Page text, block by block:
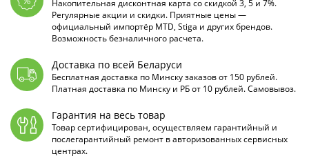
Накопительная дисконтная карта со скидкой 3, 5 и 7%.
Регулярные акции и скидки. Приятные цены —
официальный импортёр MTD, Stiga и других брендов.
Возможность безналичного расчета.
Доставка по всей Беларуси
Бесплатная доставка по Минску заказов от 150 рублей.
Платная доставка по Минску и РБ от 10 рублей. Самовывоз.
Гарантия на весь товар
Товар сертифицирован, осуществляем гарантийный и
послегарантийный ремонт в авторизованных сервисных
центрах.